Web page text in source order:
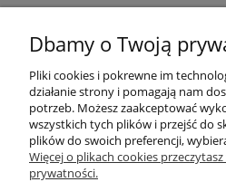
do
Pomoc
Moje
Dbamy o Twoją
Pliki cookies i pokrewne im
działanie strony i pomagają nam
potrzeb. Możesz zaakceptować
wszystkich tych plików i przejść do
plików do swoich preferencji,
Więcej o plikach cookies
prywatności.